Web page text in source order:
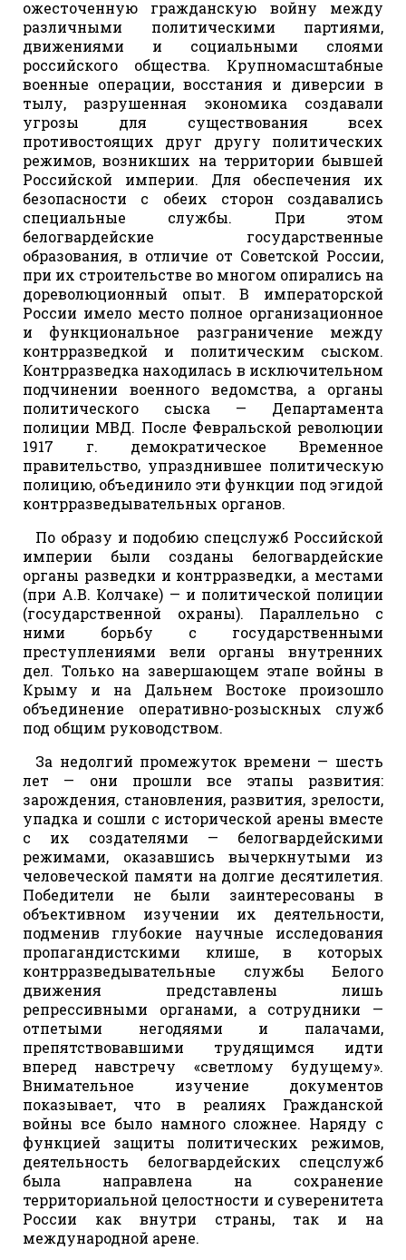
ожесточенную гражданскую войну между
различными политическими партиями,
движениями и социальными слоями
российского общества. Крупномасштабные
военные операции, восстания и диверсии в
тылу, разрушенная экономика создавали
угрозы для существования всех
противостоящих друг другу политических
режимов, возникших на территории бывшей
Российской империи. Для обеспечения их
безопасности с обеих сторон создавались
специальные службы. При этом
белогвардейские государственные
образования, в отличие от Советской России,
при их строительстве во многом опирались на
дореволюционный опыт. В императорской
России имело место полное организационное
и функциональное разграничение между
контрразведкой и политическим сыском.
Контрразведка находилась в исключительном
подчинении военного ведомства, а органы
политического сыска — Департамента
полиции МВД. После Февральской революции
1917 г. демократическое Временное
правительство, упразднившее политическую
полицию, объединило эти функции под эгидой
контрразведывательных органов.
По образу и подобию спецслужб Российской
империи были созданы белогвардейские
органы разведки и контрразведки, а местами
(при А.В. Колчаке) — и политической полиции
(государственной охраны). Параллельно с
ними борьбу с государственными
преступлениями вели органы внутренних
дел. Только на завершающем этапе войны в
Крыму и на Дальнем Востоке произошло
объединение оперативно-розыскных служб
под общим руководством.
За недолгий промежуток времени — шесть
лет — они прошли все этапы развития:
зарождения, становления, развития, зрелости,
упадка и сошли с исторической арены вместе
с их создателями — белогвардейскими
режимами, оказавшись вычеркнутыми из
человеческой памяти на долгие десятилетия.
Победители не были заинтересованы в
объективном изучении их деятельности,
подменив глубокие научные исследования
пропагандистскими клише, в которых
контрразведывательные службы Белого
движения представлены лишь
репрессивными органами, а сотрудники —
отпетыми негодяями и палачами,
препятствовавшими трудящимся идти
вперед навстречу «светлому будущему».
Внимательное изучение документов
показывает, что в реалиях Гражданской
войны все было намного сложнее. Наряду с
функцией защиты политических режимов,
деятельность белогвардейских спецслужб
была направлена на сохранение
территориальной целостности и суверенитета
России как внутри страны, так и на
международной арене.